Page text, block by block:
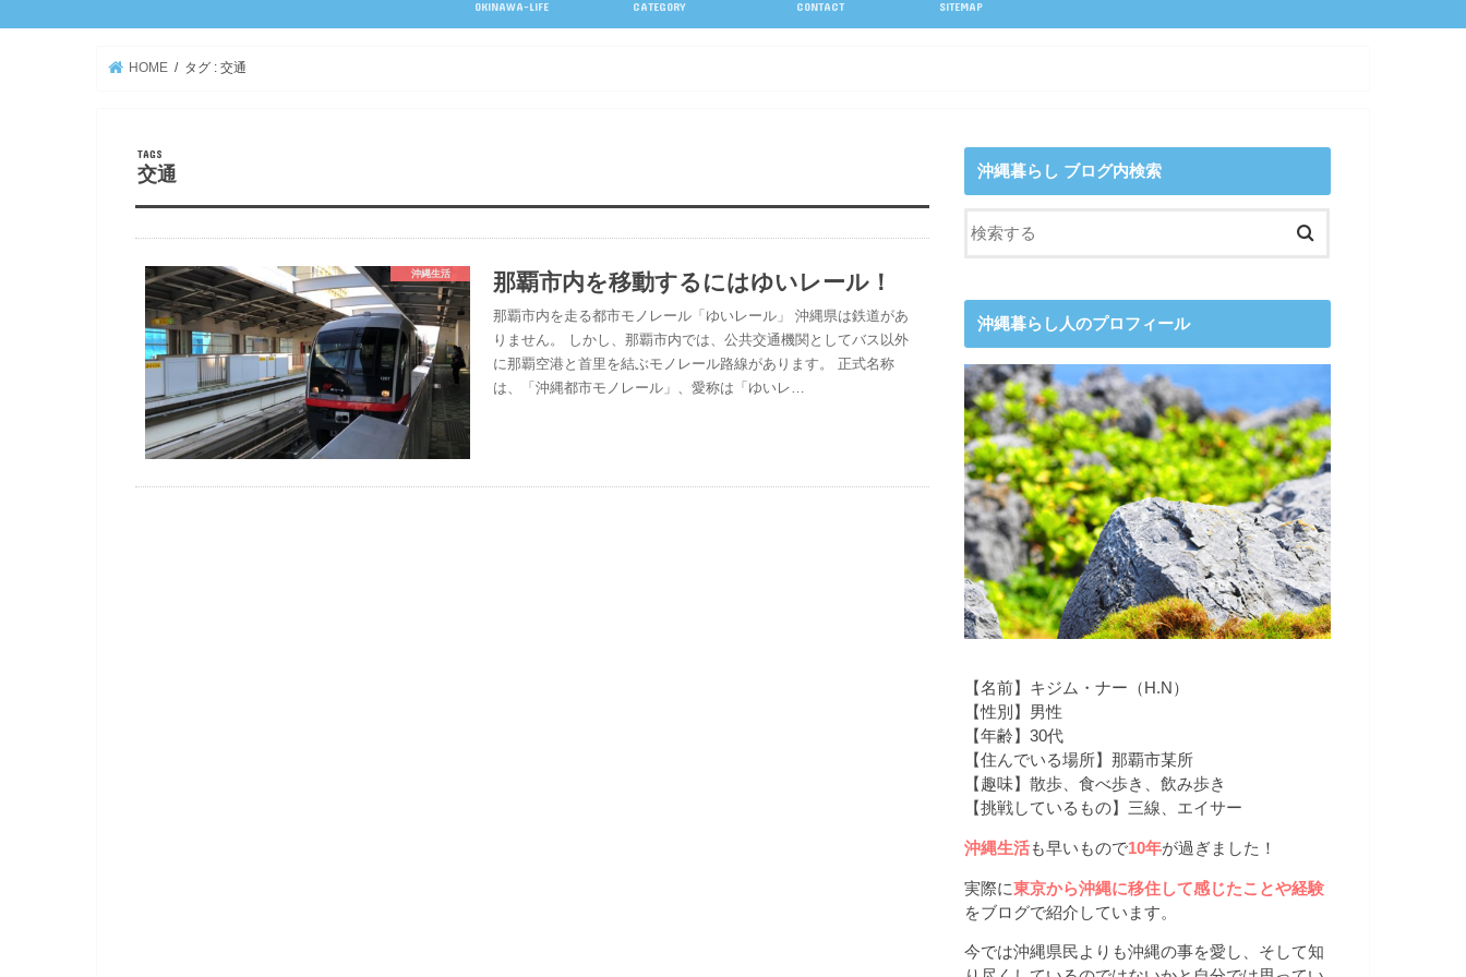
OKINAWA-LIFE CATEGORY CONTACT SITEMAP
HOME タグ : 交通
交通
沖縄生活 那覇市内を移動するにはゆいレール！
那覇市内を走る都市モノレール「ゆいレール」 沖縄県は鉄道があ
りません。 しかし、那覇市内では、公共交通機関としてバス以外
に那覇空港と首里を結ぶモノレール路線があります。 正式名称
は、「沖縄都市モノレール」、愛称は「ゆいレ…
沖縄暮らし ブログ内検索
沖縄暮らし人のプロフィール
【名前】キジム・ナー（H.N）
【性別】男性
【年齢】30代
【住んでいる場所】那覇市某所
【趣味】散歩、食べ歩き、飲み歩き
【挑戦しているもの】三線、エイサー
沖縄生活も早いもので10年が過ぎました！
実際に東京から沖縄に移住して感じたことや経験
をブログで紹介しています。
今では沖縄県民よりも沖縄の事を愛し、そして知